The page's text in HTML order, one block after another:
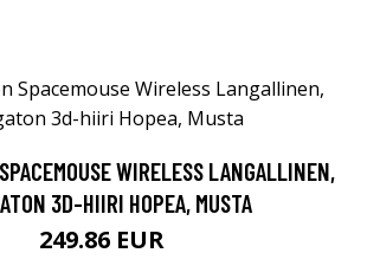
WIRELESS LANGALLINEN,
3D-HIIRI HOPEA, MUSTA
249.86 EUR